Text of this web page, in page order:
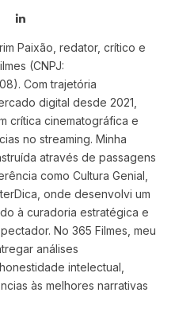
LinkedIn
Paixão, redator, crítico e
(CNPJ:
Com trajetória
digital desde 2021,
crítica cinematográfica e
no streaming. Minha
através de passagens
como Cultura Genial,
onde desenvolvi um
à curadoria estratégica e
No 365 Filmes, meu
análises
intelectual,
às melhores narrativas